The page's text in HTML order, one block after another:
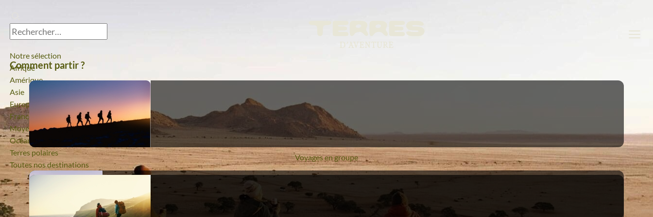
Notre sélection
Afrique
Amérique
Asie
Europe
France
Moyen-Orient
Océanie
Terres polaires
Toutes nos destinations
Comment partir ?
Voyages en groupe